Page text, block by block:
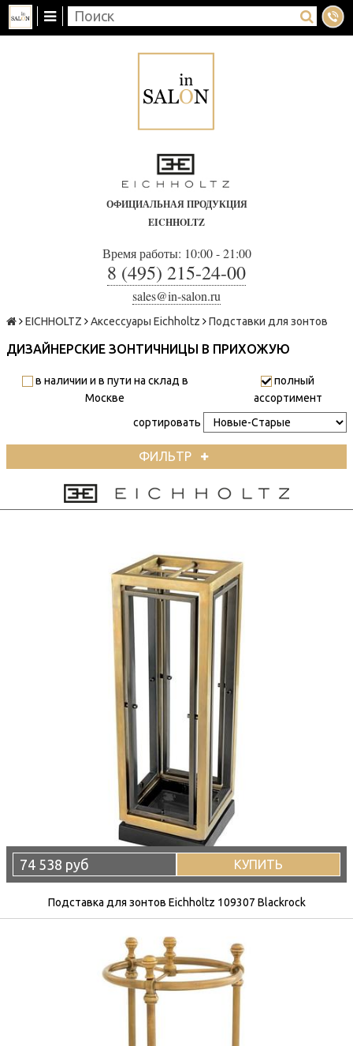
ОФИЦИАЛЬНАЯ ПРОДУКЦИЯ
EICHHOLTZ
Время работы: 10:00 - 21:00
8 (495) 215-24-00
sales@in-salon.ru
EICHHOLTZ Аксессуары Eichholtz Подставки для зонтов
ДИЗАЙНЕРСКИЕ ЗОНТИЧНИЦЫ В ПРИХОЖУЮ
в наличии и в пути на склад в
Москве
полный
ассортимент
сортировать
ФИЛЬТР
74 538 руб КУПИТЬ
Подставка для зонтов Eichholtz 109307 Blackrock